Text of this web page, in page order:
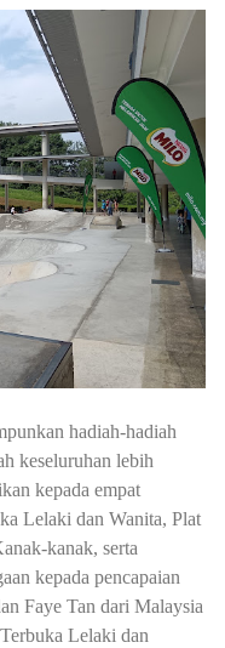
hadiah-hadiah
keseluruhan lebih
kepada empat
Lelaki dan Wanita, Plat
kanak, serta
kepada pencapaian
Faye Tan dari Malaysia
Lelaki dan